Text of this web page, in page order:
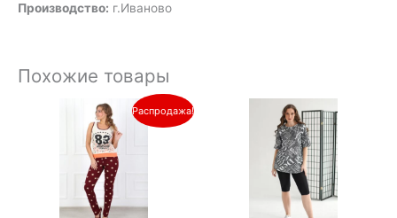
Производство: г.Иваново
Похожие товары
Распродажа!
Первоначальная
составляла
Текущая
цена:
450₽.